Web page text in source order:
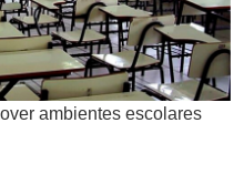
ambientes escolares